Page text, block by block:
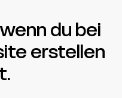
du bei
erstellen